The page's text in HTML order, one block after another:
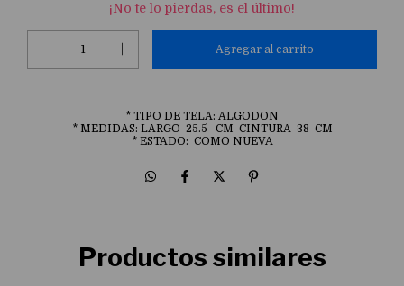
¡No te lo pierdas, es el último!
* TIPO DE TELA: ALGODON
* MEDIDAS: LARGO 25.5 CM CINTURA 38 CM
* ESTADO: COMO NUEVA
Productos similares